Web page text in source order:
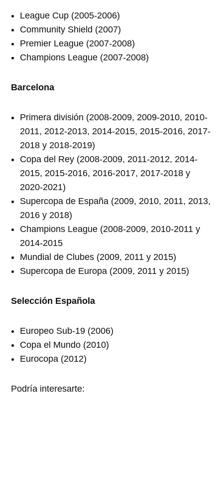
League Cup (2005-2006)
Community Shield (2007)
Premier League (2007-2008)
Champions League (2007-2008)
Barcelona
Primera división (2008-2009, 2009-2010, 2010-
2011, 2012-2013, 2014-2015, 2015-2016, 2017-
2018 y 2018-2019)
Copa del Rey (2008-2009, 2011-2012, 2014-
2015, 2015-2016, 2016-2017, 2017-2018 y
2020-2021)
Supercopa de España (2009, 2010, 2011, 2013,
2016 y 2018)
Champions League (2008-2009, 2010-2011 y
2014-2015
Mundial de Clubes (2009, 2011 y 2015)
Supercopa de Europa (2009, 2011 y 2015)
Selección Española
Europeo Sub-19 (2006)
Copa el Mundo (2010)
Eurocopa (2012)
Podría interesarte: